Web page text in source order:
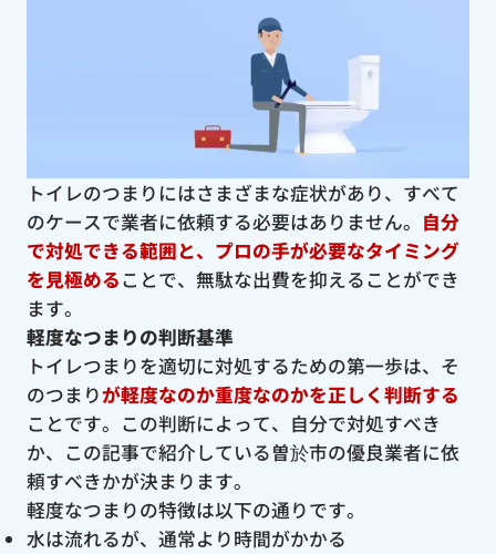
トイレのつまりにはさまざまな症状があり、すべて
のケースで業者に依頼する必要はありません。 自分
で対処できる範囲と、プロの手が必要なタイミング
を見極めることで、無駄な出費を抑えることができ
ます。
軽度なつまりの判断基準
トイレつまりを適切に対処するための第一歩は、そ
のつまりが軽度なのか重度なのかを正しく判断する
ことです。この判断によって、自分で対処すべき
か、この記事で紹介している曽於市の優良業者に依
頼すべきかが決まります。
軽度なつまりの特徴は以下の通りです。
水は流れるが、通常より時間がかかる